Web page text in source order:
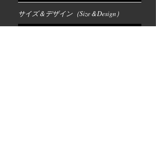
サイズ＆デザイン（Size＆Design）